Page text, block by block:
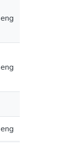
eng
eng
eng